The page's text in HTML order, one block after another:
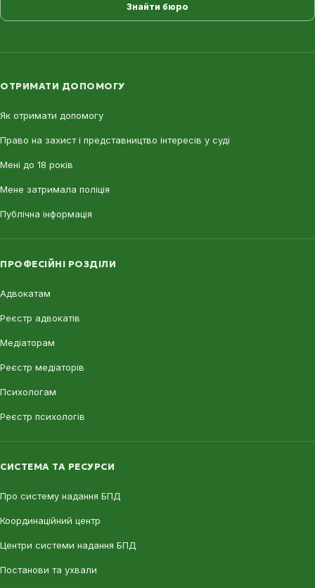
Знайти бюро
ОТРИМАТИ ДОПОМОГУ
Як отримати допомогу
Право на захист і представництво інтересів у суді
Мені до 18 років
Мене затримала поліція
Публічна інформація
ПРОФЕСІЙНІ РОЗДІЛИ
Адвокатам
Реєстр адвокатів
Медіаторам
Реєстр медіаторів
Психологам
Реєстр психологів
СИСТЕМА ТА РЕСУРСИ
Про систему надання БПД
Координаційний центр
Центри системи надання БПД
Постанови та ухвали